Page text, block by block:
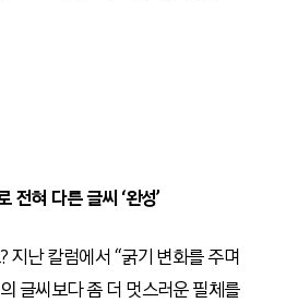
전혀 다른 글씨 ‘완성’
지난 칼럼에서 “굵기 변화를 주며
글씨보다 좀 더 멋스러운 필체를